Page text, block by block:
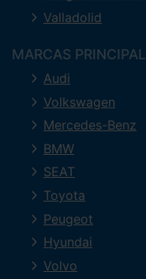
Valladolid
MARCAS
Audi
Volkswagen
Mercedes-Benz
BMW
SEAT
Toyota
Peugeot
Hyundai
Volvo